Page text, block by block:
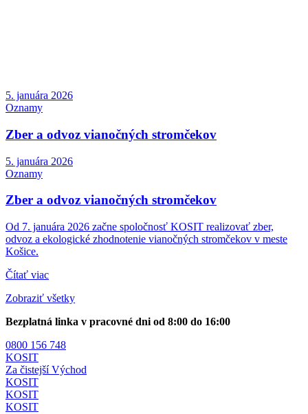
5. januára 2026
Oznamy
Zber a odvoz vianočných stromčekov
5. januára 2026
Oznamy
Zber a odvoz vianočných stromčekov
Od 7. januára 2026 začne spoločnosť KOSIT realizovať zber,
odvoz a ekologické zhodnotenie vianočných stromčekov v meste
Košice.
Čítať viac
Zobraziť všetky
Bezplatná linka v pracovné dni od 8:00 do 16:00
0800 156 748
KOSIT
Za čistejší Východ
KOSIT
KOSIT
KOSIT